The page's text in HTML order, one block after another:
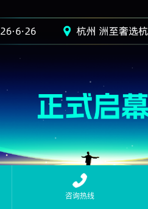
咨询热线